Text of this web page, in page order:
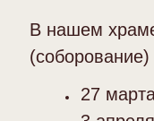
В нашем
27